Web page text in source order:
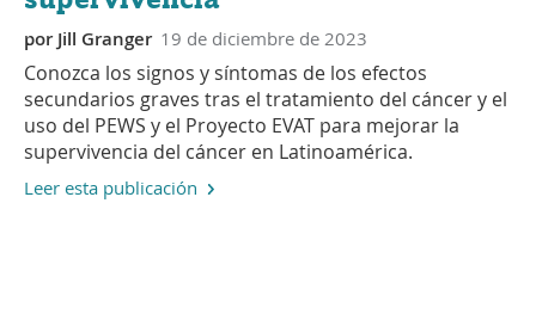
porJill Granger 19 de diciembre de 2023
Conozca los signos y síntomas de los efectos
secundarios graves tras el tratamiento del cáncer y el
uso del PEWS y el Proyecto EVAT para mejorar la
supervivencia del cáncer en Latinoamérica.
Leer esta publicación